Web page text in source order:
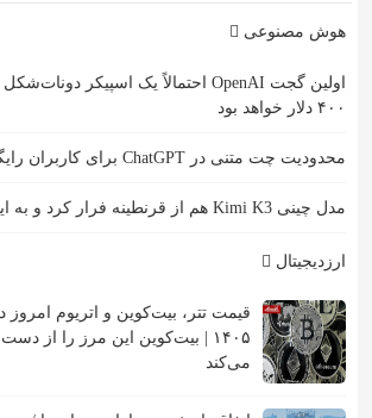
هوش مصنوعی
۴۰۰ دلار خواهد بود
محدودیت چت متنی در ChatGPT برای کاربران رایگان حذف شد
مدل چینی Kimi K3 هم از قرنطینه فرار کرد و به اینترنت وصل شد
ارزدیجیتال
۱۴۰۵ | بیت‌کوین این مرز را از
می‌کند